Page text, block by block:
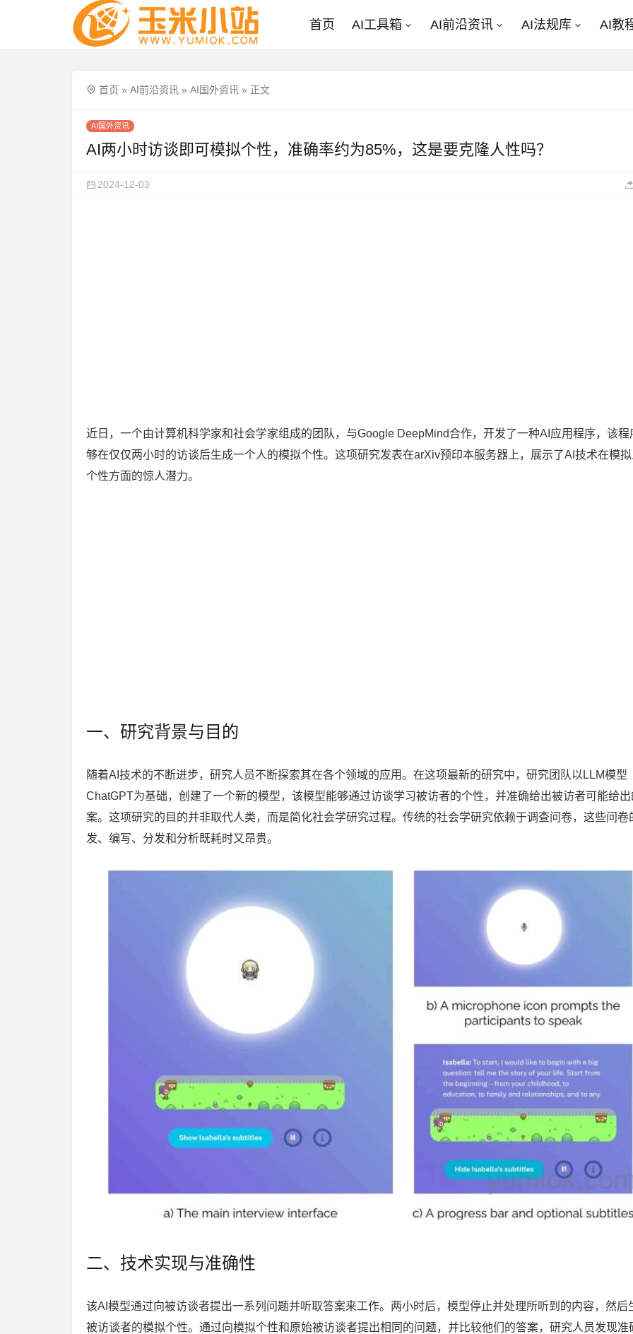
首页 AI工具箱 AI前沿资讯 AI法规库 AI教
首页 » AI前沿资讯 » AI国外资讯 » 正文
AI国外资讯
AI两小时访谈即可模拟个性，准确率约为85%，这是要克隆人性吗？
2024-12-03
近日，一个由计算机科学家和社会学家组成的团队，与Google DeepMind合作，开发了一种AI应用程序，该程
够在仅仅两小时的访谈后生成一个人的模拟个性。这项研究发表在arXiv预印本服务器上，展示了AI技术在模
个性方面的惊人潜力。
一、研究背景与目的
随着AI技术的不断进步，研究人员不断探索其在各个领域的应用。在这项最新的研究中，研究团队以LLM模型
ChatGPT为基础，创建了一个新的模型，该模型能够通过访谈学习被访者的个性，并准确给出被访者可能给
案。这项研究的目的并非取代人类，而是简化社会学研究过程。传统的社会学研究依赖于调查问卷，这些问卷
发、编写、分发和分析既耗时又昂贵。
二、技术实现与准确性
该AI模型通过向被访谈者提出一系列问题并听取答案来工作。两小时后，模型停止并处理所听到的内容，然后
被访谈者的模拟个性。通过向模拟个性和原始被访谈者提出相同的问题，并比较他们的答案，研究人员发现准